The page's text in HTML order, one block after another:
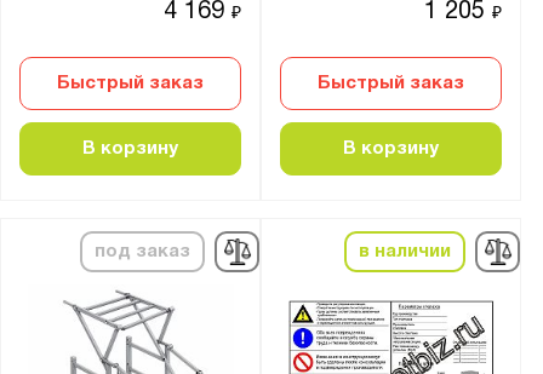
4 169₽
Быстрый заказ
В корзину
1 205₽
Быстрый заказ
В корзину
под заказ в наличии